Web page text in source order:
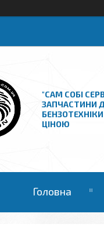
"САМ СОБІ
ЗАПЧАСТИНИ
ЦІНОЮ
Головна